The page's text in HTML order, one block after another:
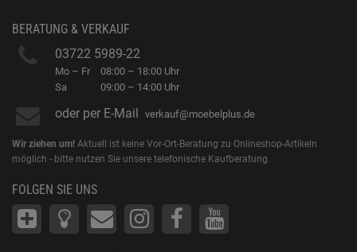
BERATUNG & VERKAUF
03722 5989-22
Mo – Fr
Sa
08:00 – 18:00 Uhr
09:00 – 14:00 Uhr
oder per E-Mail verkauf@moebelplus.de
Wir ziehen um! Aktuell ist keine Vor-Ort-Beratung zu Onlineshop-Artikeln
möglich - bitte nutzen Sie unsere telefonische Kaufberatung.
FOLGEN SIE UNS